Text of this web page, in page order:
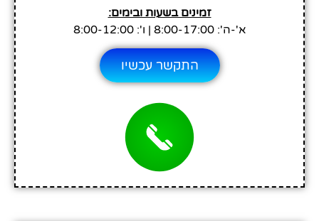
זמינים בשעות ובימים:
א'-ה': 8:00-17:00 | ו': 8:00-12:00
התקשר עכשיו